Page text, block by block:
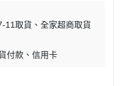
11取貨
全家超商取貨
付款 信用卡